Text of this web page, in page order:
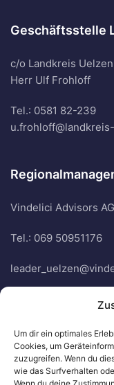
Um dir ein optimales
Cookies, um
zuzugreifen. Wenn du
wie das Surfverhalten
Geschäftsstelle
c/o Landkreis Uelzen
Herr Ulf Frohloff
Tel.: 0581 82-239
Vindelici Advisors AG
Tel.: 069 50951176
FAQ
aktuelle News &